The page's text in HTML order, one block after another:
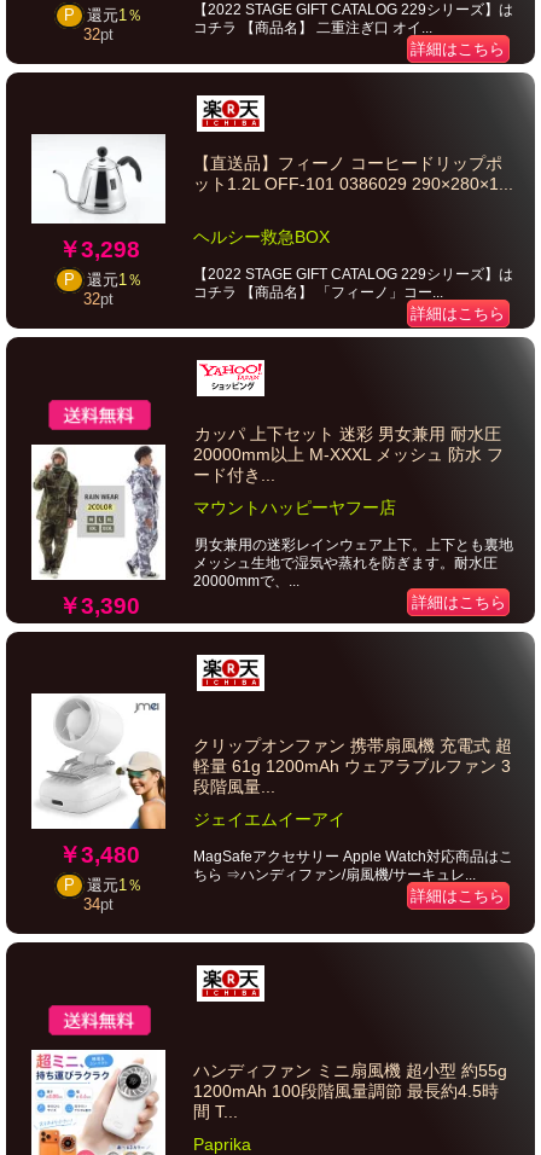
P 還元1％
32pt
【2022 STAGE GIFT CATALOG 229シリーズ】は
コチラ 【商品名】 二重注ぎ口 オイ...
詳細はこちら
￥3,298
P 還元1％
32pt
【直送品】フィーノ コーヒードリップポ
ット1.2L OFF-101 0386029 290×280×1...
ヘルシー救急BOX
【2022 STAGE GIFT CATALOG 229シリーズ】は
コチラ 【商品名】 「フィーノ」コー...
詳細はこちら
￥3,390
カッパ 上下セット 迷彩 男女兼用 耐水圧
20000mm以上 M-XXXL メッシュ 防水 フ
ード付き...
マウントハッピーヤフー店
男女兼用の迷彩レインウェア上下。上下とも裏地
メッシュ生地で湿気や蒸れを防ぎます。耐水圧
20000mmで、...
詳細はこちら
￥3,480
P 還元1％
34pt
クリップオンファン 携帯扇風機 充電式 超
軽量 61g 1200mAh ウェアラブルファン 3
段階風量...
ジェイエムイーアイ
MagSafeアクセサリー Apple Watch対応商品はこ
ちら ⇒ハンディファン/扇風機/サーキュレ...
詳細はこちら
ハンディファン ミニ扇風機 超小型 約55g
1200mAh 100段階風量調節 最長約4.5時
間 T...
Paprika